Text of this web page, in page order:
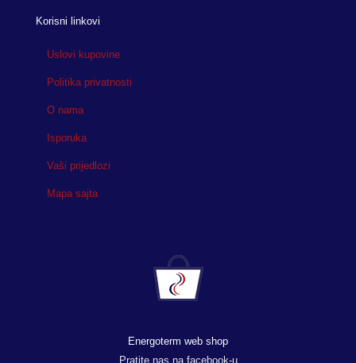
Korisni linkovi
Uslovi kupovine
Politika privatnosti
O nama
Isporuka
Vaši prijedlozi
Mapa sajta
Energoterm web shop
Pratite nas na facebook-u